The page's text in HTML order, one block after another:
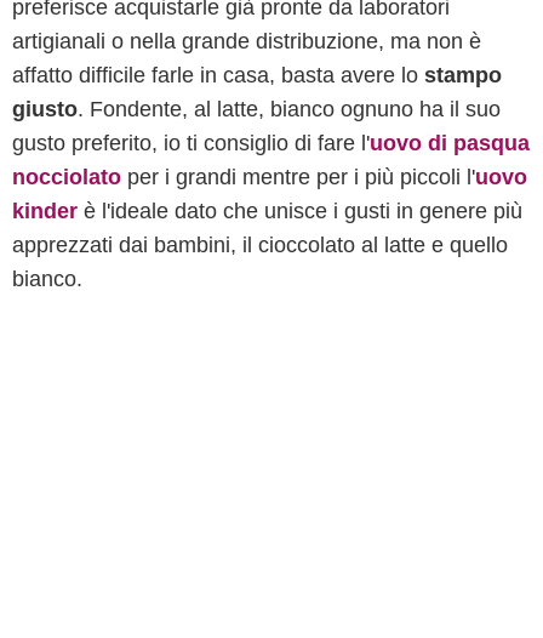
preferisce acquistarle già pronte da laboratori
artigianali o nella grande distribuzione, ma non è
affatto difficile farle in casa, basta avere lo stampo
giusto. Fondente, al latte, bianco ognuno ha il suo
gusto preferito, io ti consiglio di fare l'uovo di pasqua
nocciolato per i grandi mentre per i più piccoli l'uovo
kinder è l'ideale dato che unisce i gusti in genere più
apprezzati dai bambini, il cioccolato al latte e quello
bianco.